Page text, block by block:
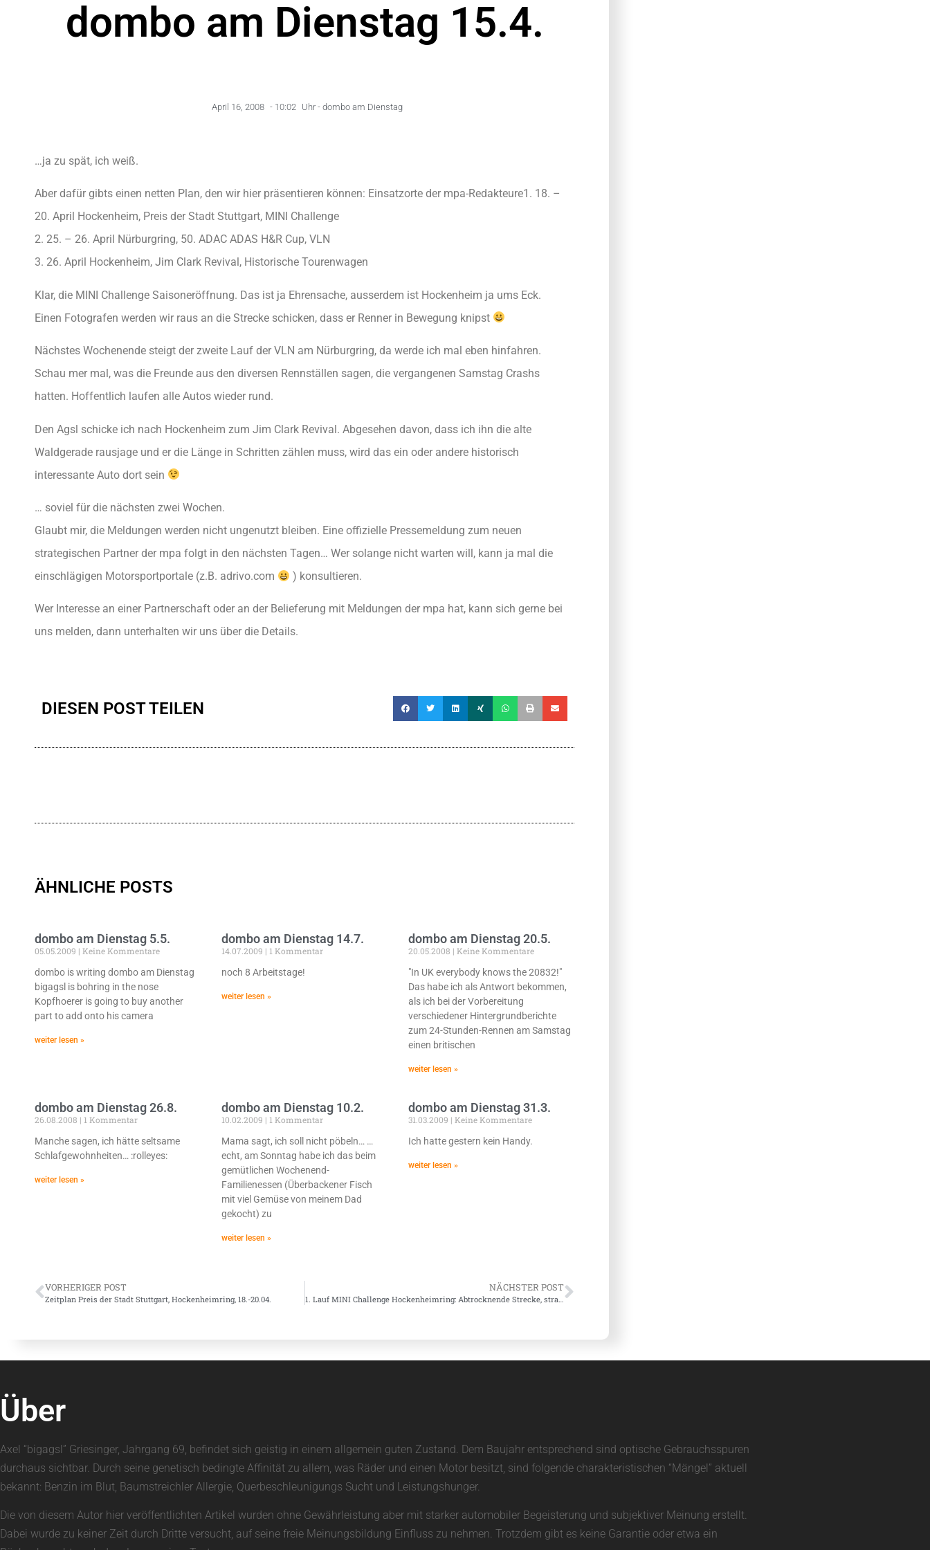
dombo am Dienstag 15.4.
April 16, 2008 - 10:02 Uhr - dombo am Dienstag
…ja zu spät, ich weiß.
Aber dafür gibts einen netten Plan, den wir hier präsentieren können: Einsatzorte der mpa-Redakteure1. 18. –
20. April Hockenheim, Preis der Stadt Stuttgart, MINI Challenge
2. 25. – 26. April Nürburgring, 50. ADAC ADAS H&R Cup, VLN
3. 26. April Hockenheim, Jim Clark Revival, Historische Tourenwagen
Klar, die MINI Challenge Saisoneröffnung. Das ist ja Ehrensache, ausserdem ist Hockenheim ja ums Eck.
Einen Fotografen werden wir raus an die Strecke schicken, dass er Renner in Bewegung knipst
Nächstes Wochenende steigt der zweite Lauf der VLN am Nürburgring, da werde ich mal eben hinfahren.
Schau mer mal, was die Freunde aus den diversen Rennställen sagen, die vergangenen Samstag Crashs
hatten. Hoffentlich laufen alle Autos wieder rund.
Den Agsl schicke ich nach Hockenheim zum Jim Clark Revival. Abgesehen davon, dass ich ihn die alte
Waldgerade rausjage und er die Länge in Schritten zählen muss, wird das ein oder andere historisch
interessante Auto dort sein
… soviel für die nächsten zwei Wochen.
Glaubt mir, die Meldungen werden nicht ungenutzt bleiben. Eine offizielle Pressemeldung zum neuen
strategischen Partner der mpa folgt in den nächsten Tagen… Wer solange nicht warten will, kann ja mal die
einschlägigen Motorsportportale (z.B. adrivo.com
) konsultieren.
Wer Interesse an einer Partnerschaft oder an der Belieferung mit Meldungen der mpa hat, kann sich gerne bei
uns melden, dann unterhalten wir uns über die Details.
DIESEN POST TEILEN
ÄHNLICHE POSTS
dombo am Dienstag 5.5.
05.05.2009
Keine Kommentare
dombo is writing dombo am Dienstag
bigagsl is bohring in the nose
Kopfhoerer is going to buy another
part to add onto his camera
weiter lesen »
dombo am Dienstag 14.7.
14.07.2009
1 Kommentar
noch 8 Arbeitstage!
weiter lesen »
dombo am Dienstag 20.5.
20.05.2008
Keine Kommentare
"In UK everybody knows the 20832!"
Das habe ich als Antwort bekommen,
als ich bei der Vorbereitung
verschiedener Hintergrundberichte
zum 24-Stunden-Rennen am Samstag
einen britischen
weiter lesen »
dombo am Dienstag 26.8.
26.08.2008
1 Kommentar
Manche sagen, ich hätte seltsame
Schlafgewohnheiten… :rolleyes:
weiter lesen »
dombo am Dienstag 10.2.
10.02.2009
1 Kommentar
Mama sagt, ich soll nicht pöbeln… …
echt, am Sonntag habe ich das beim
gemütlichen Wochenend-
Familienessen (Überbackener Fisch
mit viel Gemüse von meinem Dad
gekocht) zu
weiter lesen »
dombo am Dienstag 31.3.
31.03.2009
Keine Kommentare
Ich hatte gestern kein Handy.
weiter lesen »
VORHERIGER POST
Zeitplan Preis der Stadt Stuttgart, Hockenheimring, 18.-20.04.
NÄCHSTER POST
1. Lauf MINI Challenge Hockenheimring: Abtrocknende Strecke, strahlender Sieger
Über
Axel “bigagsl” Griesinger, Jahrgang 69, befindet sich geistig in einem allgemein guten Zustand. Dem Baujahr entsprechend sind optische Gebrauchsspuren
durchaus sichtbar. Durch seine genetisch bedingte Affinität zu allem, was Räder und einen Motor besitzt, sind folgende charakteristischen “Mängel” aktuell
bekannt: Benzin im Blut, Baumstreichler Allergie, Querbeschleunigungs Sucht und Leistungshunger.
Die von diesem Autor hier veröffentlichten Artikel wurden ohne Gewährleistung aber mit starker automobiler Begeisterung und subjektiver Meinung erstellt.
Dabei wurde zu keiner Zeit durch Dritte versucht, auf seine freie Meinungsbildung Einfluss zu nehmen. Trotzdem gibt es keine Garantie oder etwa ein